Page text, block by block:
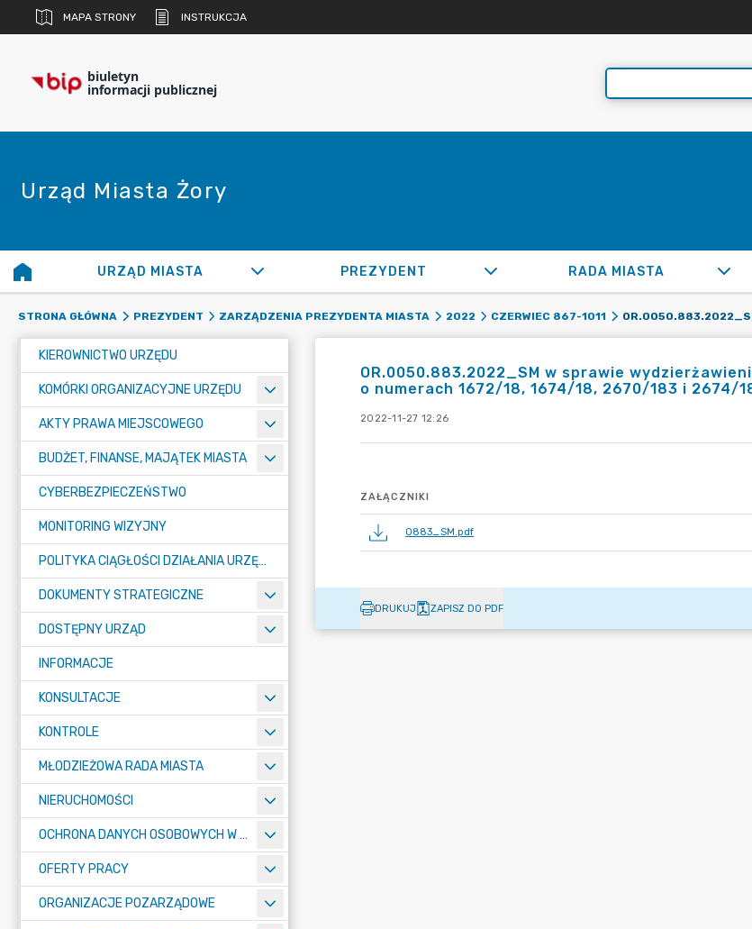
MAPA STRONY INSTRUKCJA
biuletyn
informacji publicznej
Urząd Miasta Żory
URZĄD MIASTA PREZYDENT RADA MIASTA
STRONA GŁÓWNA PREZYDENT ZARZĄDZENIA PREZYDENTA MIASTA 2022 CZERWIEC 867-1011
KIEROWNICTWO URZĘDU
KOMÓRKI ORGANIZACYJNE URZĘDU
AKTY PRAWA MIEJSCOWEGO
BUDŻET, FINANSE, MAJĄTEK MIASTA
CYBERBEZPIECZEŃSTWO
MONITORING WIZYJNY
POLITYKA CIĄGŁOŚCI DZIAŁANIA URZĘDU MIASTA ŻORY
DOKUMENTY STRATEGICZNE
DOSTĘPNY URZĄD
INFORMACJE
KONSULTACJE
KONTROLE
MŁODZIEŻOWA RADA MIASTA
NIERUCHOMOŚCI
OCHRONA DANYCH OSOBOWYCH W URZĘDZIE MIASTA ŻORY - RODO
OFERTY PRACY
ORGANIZACJE POZARZĄDOWE
OR.0050.883.2022_SM w sprawie
o numerach 1672/18, 1674/18, 2670/183 i 2674/
2022-11-27 12:26
ZAŁĄCZNIKI
0883_SM.pdf
DRUKUJ ZAPISZ DO PDF